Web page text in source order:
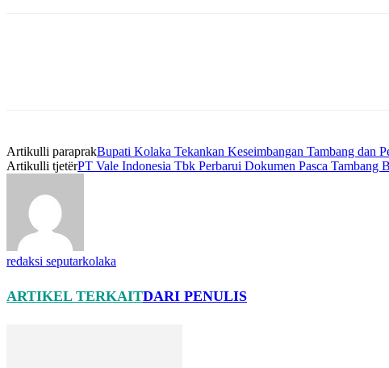
Artikulli paraprakBupati Kolaka Tekankan Keseimbangan Tambang dan
Artikulli tjetërPT Vale Indonesia Tbk Perbarui Dokumen Pasca
redaksi seputarkolaka
ARTIKEL TERKAITDARI PENULIS